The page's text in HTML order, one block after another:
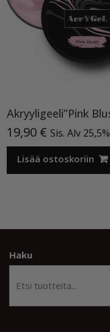
19,90 € Sis. Alv 25,5%
Lisää ostoskoriin
Haku